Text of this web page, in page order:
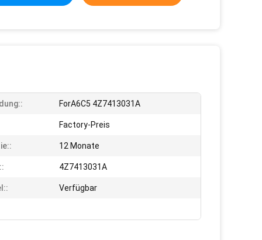
ForA6C5 4Z7413031A
Factory-Preis
12 Monate
4Z7413031A
Verfügbar